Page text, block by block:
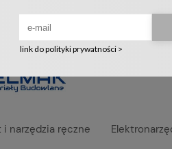
graficzna naszego sklepu! ❤️
i narzędzia ręczne